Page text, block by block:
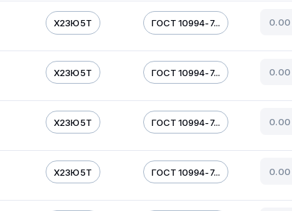
Х23Ю5Т ГОСТ 10994-7...
Х23Ю5Т ГОСТ 10994-7...
Х23Ю5Т ГОСТ 10994-7...
Х23Ю5Т ГОСТ 10994-7...